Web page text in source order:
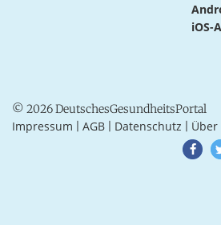
iOS-
© 2026 DeutschesGesundheitsPortal
Impressum AGB Datenschutz Über